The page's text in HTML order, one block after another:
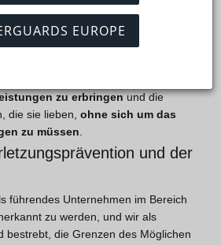
Sportarten
zu schützen, die zu einer
zu erbringenund die
die sie lieben, ohne sich um das
zu müssen
und der
führendes Unternehmen im Bereich
zu werden, und wir als
bestrebt, die Grenzen des Möglichen
EUROPE